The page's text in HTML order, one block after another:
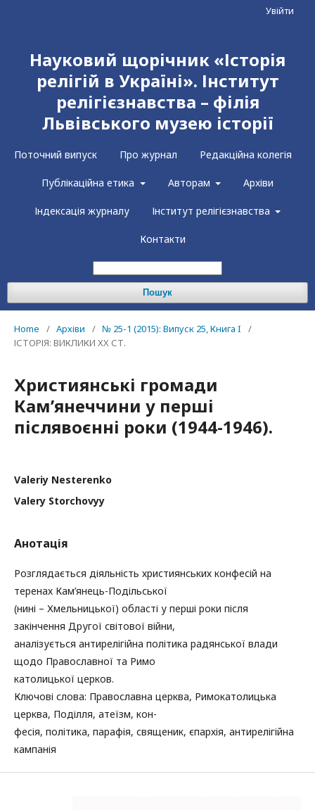
Науковий щорічник «Історія
релігій в Україні». Інститут
релігієзнавства – філія
Львівського музею історії
Поточний випуск Про журнал Редакційна колегія
Публікаційна етика Авторам Архіви
Індексація журналу Інститут релігієзнавства
Контакти
Пошук
Увійти
Home / Архіви / № 25-1 (2015): Випуск 25, Книга I
/
ІСТОРІЯ: ВИКЛИКИ ХX СТ.
Християнські громади
Кам’янеччини у перші
післявоєнні роки (1944­-1946).
Valeriy Nesterenko
Valery Storchovyy
Анотація
Розглядається діяльність християнських конфесій на
теренах Кам’янець­-Подільської
(нині – Хмельницької) області у перші роки після
закінчення Другої світової війни,
аналізується антирелігійна політика радянської влади
щодо Православної та Римо­
католицької церков.
Ключові слова: Православна церква, Римо­католицька
церква, Поділля, атеїзм, кон-
фесія, політика, парафія, священик, єпархія, антирелігійна
кампанія